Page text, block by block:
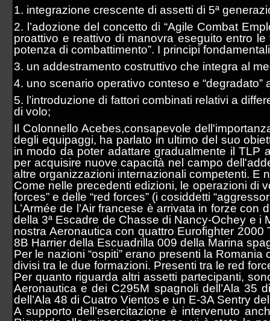
1. integrazione crescente di assetti di 5ª
2. l’adozione del concetto di “Agile Combat
proattivo e reattivo di manovra eseguito entro
potenza di combattimento”. I principi
3. un addestramento costruttivo che integra al
4. uno scenario operativo conteso e “degradato”
5. l’introduzione di fattori combinati relativi a
di volo;
Il Colonnello Acebes,consapevole
degli equipaggi, ha parlato in ultimo del suo
in modo da poter adattare gradualmente il TLP
per acquisire nuove capacità nel campo
altre organizzazioni internazionali competenti. E
Come nelle precedenti edizioni, le operazioni di
forces” e delle “red forces” (i cosiddetti
L’Armée de l’Air francese è arrivata in forze
della 3ª Escadre de Chasse di Nancy-Ochey e i
nostra Aeronautica con quattro Eurofighter 2000
8B Harrier della Escuadrilla 009 della Marina
Per le nazioni “ospiti” erano presenti la
divisi tra le due formazioni. Presenti tra le red
Per quanto riguarda altri assetti partecipanti,
Aeronautica e dei C295M spagnoli dell’Ala 35
dell’Ala 48 di Cuatro Vientos e un E-3A Sentry
A supporto dell’esercitazione è intervenuto